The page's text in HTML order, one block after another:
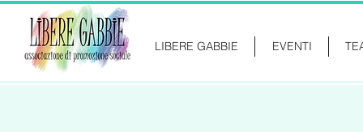
LIBERE GABBIE EVENTI